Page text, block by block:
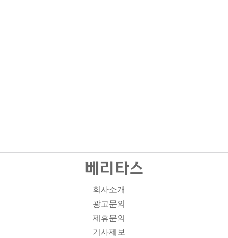
회사소개
광고문의
제휴문의
기사제보